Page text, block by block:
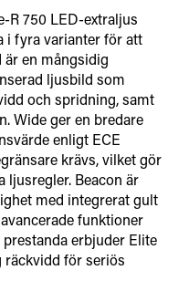
R 750 LED-extraljus
i fyra varianter för att
är en mångsidig
ljusbild som
och spridning, samt
Wide ger en bredare
enligt ECE
krävs, vilket gör
ljusregler. Beacon är
med integrerat gult
funktioner
erbjuder Elite
räckvidd för seriös